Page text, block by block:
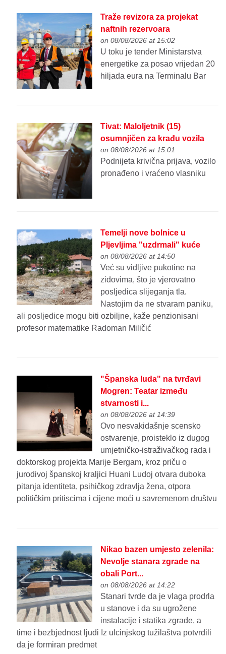
Traže revizora za projekat
naftnih rezervoara
on 08/08/2026 at 15:02
U toku je tender Ministarstva
energetike za posao vrijedan 20
hiljada eura na Terminalu Bar
Tivat: Maloljetnik (15)
osumnjičen za krađu vozila
on 08/08/2026 at 15:01
Podnijeta krivična prijava, vozilo
pronađeno i vraćeno vlasniku
Temelji nove bolnice u
Pljevljima "uzdrmali" kuće
on 08/08/2026 at 14:50
Već su vidljive pukotine na
zidovima, što je vjerovatno
posljedica slijeganja tla.
Nastojim da ne stvaram paniku,
ali posljedice mogu biti ozbiljne, kaže penzionisani
profesor matematike Radoman Miličić
"Španska luda" na tvrđavi
Mogren: Teatar između
stvarnosti i...
on 08/08/2026 at 14:39
Ovo nesvakidašnje scensko
ostvarenje, proisteklo iz dugog
umjetničko-istraživačkog rada i
doktorskog projekta Marije Bergam, kroz priču o
jurodivoj španskoj kraljici Huani Ludoj otvara duboka
pitanja identiteta, psihičkog zdravlja žena, otpora
političkim pritiscima i cijene moći u savremenom društvu
Nikao bazen umjesto zelenila:
Nevolje stanara zgrade na
obali Port...
on 08/08/2026 at 14:22
Stanari tvrde da je vlaga prodrla
u stanove i da su ugrožene
instalacije i statika zgrade, a
time i bezbjednost ljudi Iz ulcinjskog tužilaštva potvrdili
da je formiran predmet